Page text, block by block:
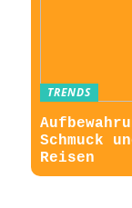
TRENDS
Schmuck
Reisen